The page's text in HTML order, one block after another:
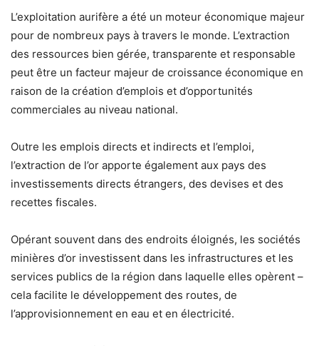
L’exploitation aurifère a été un moteur économique majeur
pour de nombreux pays à travers le monde. L’extraction
des ressources bien gérée, transparente et responsable
peut être un facteur majeur de croissance économique en
raison de la création d’emplois et d’opportunités
commerciales au niveau national.
Outre les emplois directs et indirects et l’emploi,
l’extraction de l’or apporte également aux pays des
investissements directs étrangers, des devises et des
recettes fiscales.
Opérant souvent dans des endroits éloignés, les sociétés
minières d’or investissent dans les infrastructures et les
services publics de la région dans laquelle elles opèrent –
cela facilite le développement des routes, de
l’approvisionnement en eau et en électricité.